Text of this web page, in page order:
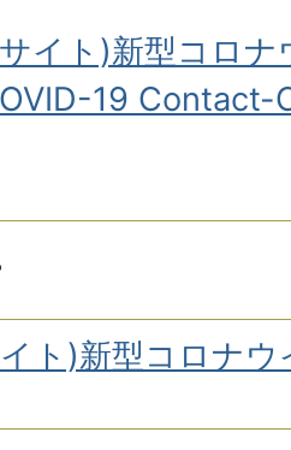
イト)新型コロ
19
ト)新型コロナ